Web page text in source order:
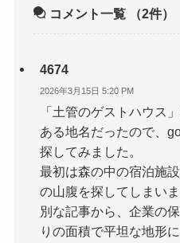
コメント一覧 （2件）
4674
2026年3月15日 5:20 PM
「土管のゲストハウス
ある地名だったので、
探してみました。
最初は森の中の宿泊施
の山腹を探してしまいま
別な記事から、企業の
りの面積で平坦な地形